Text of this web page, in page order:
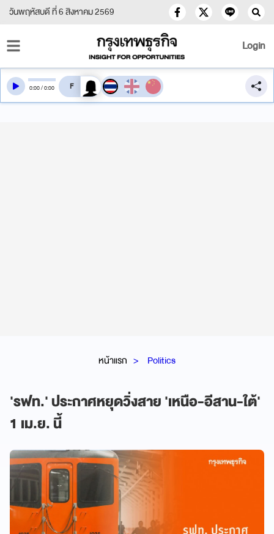
วันพฤหัสบดี ที่ 6 สิงหาคม 2569
Login
หน้าแรก Politics
'รฟท.' ประกาศหยุดวิ่งสาย 'เหนือ-อีสาน-ใต้'
1 เม.ย. นี้
0:00/0:00 สลับเสียงอ่าน